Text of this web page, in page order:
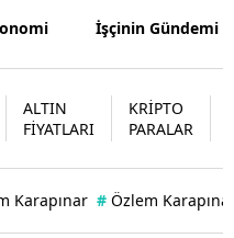
İşçinin Gündemi
ALTIN
FİYATLARI
KRİPTO
PARALAR
Karapınar # Özlem